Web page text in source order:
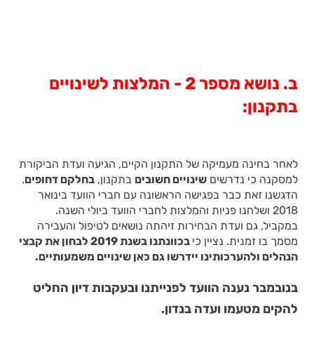
ב. נושא מספר 2 - המלצות לשינויים
בתקנון:
לאחר בחינה מעמיקה של התקנון הקיים, הגיעה ועדת הביקורת
למסקנה כי נדרשים שינויים חשובים בתקנון, בחלקם דחופים.
הדגשנו זאת כבר בפגישה הראשונה עם חברי הוועד בינואר
2018 ושלחנו פניות והמלצות לחברי הוועד ביולי השנה.
במקביל, גם ועדת הבחירות זיהתה נושאים לטיפול והעבירה
מסמך בו זמנית. נציין כי
בכוונתנו בשנת 2019 לבחון את קבצי
הנהלים ולהערכותינו יידרשו גם כאן שינויים משמעותיים.
בנובמבר נענה הוועד לפנייתנו ובעקבות דיון החליט
להקים מטעמו ועדה בנדון.